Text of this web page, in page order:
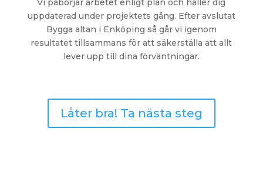
Vi påbörjar arbetet enligt plan och håller dig
uppdaterad under projektets gång. Efter avslutat
Bygga altan i Enköping så går vi igenom
resultatet tillsammans för att säkerställa att allt
lever upp till dina förväntningar.
Låter bra! Ta nästa steg